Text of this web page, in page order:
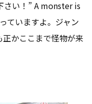
い！” A monster is
ていますよ。ジャン
かここまで怪物が来